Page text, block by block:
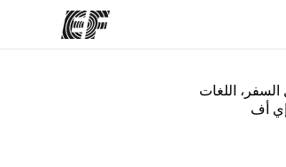
السفر، اللغات
إي أف